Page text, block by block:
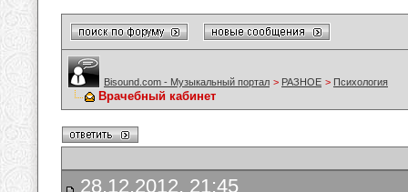
Bisound.com - Музыкальный портал > РАЗНОЕ > Психология
Врачебный кабинет
28.12.2012, 21:45